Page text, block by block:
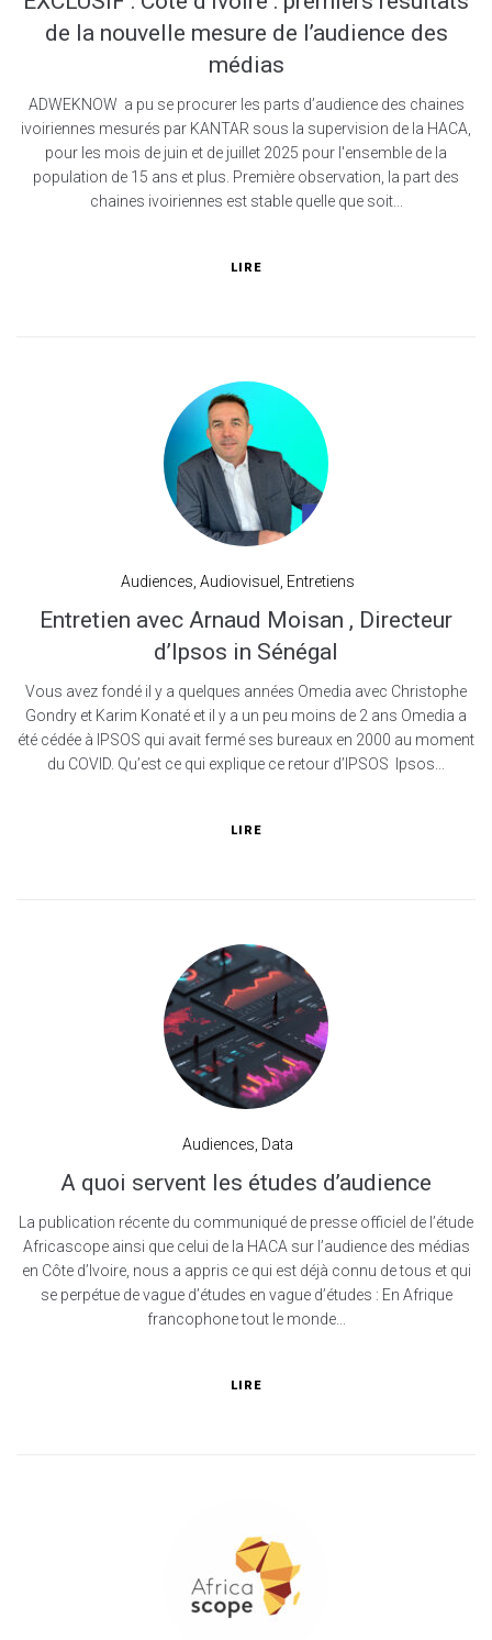
de la nouvelle mesure de l’audience des
médias
ADWEKNOW a pu se procurer les parts d’audience des chaines
ivoiriennes mesurés par KANTAR sous la supervision de la HACA,
pour les mois de juin et de juillet 2025 pour l'ensemble de la
population de 15 ans et plus. Première observation, la part des
chaines ivoiriennes est stable quelle que soit...
LIRE
Audiences Audiovisuel Entretiens
Entretien avec Arnaud Moisan , Directeur
d’Ipsos in Sénégal
Vous avez fondé il y a quelques années Omedia avec Christophe
Gondry et Karim Konaté et il y a un peu moins de 2 ans Omedia a
été cédée à IPSOS qui avait fermé ses bureaux en 2000 au moment
du COVID. Qu’est ce qui explique ce retour d’IPSOS Ipsos...
LIRE
Audiences Data
A quoi servent les études d’audience
La publication récente du communiqué de presse officiel de l’étude
Africascope ainsi que celui de la HACA sur l’audience des médias
en Côte d’Ivoire, nous a appris ce qui est déjà connu de tous et qui
se perpétue de vague d’études en vague d’études : En Afrique
francophone tout le monde...
LIRE